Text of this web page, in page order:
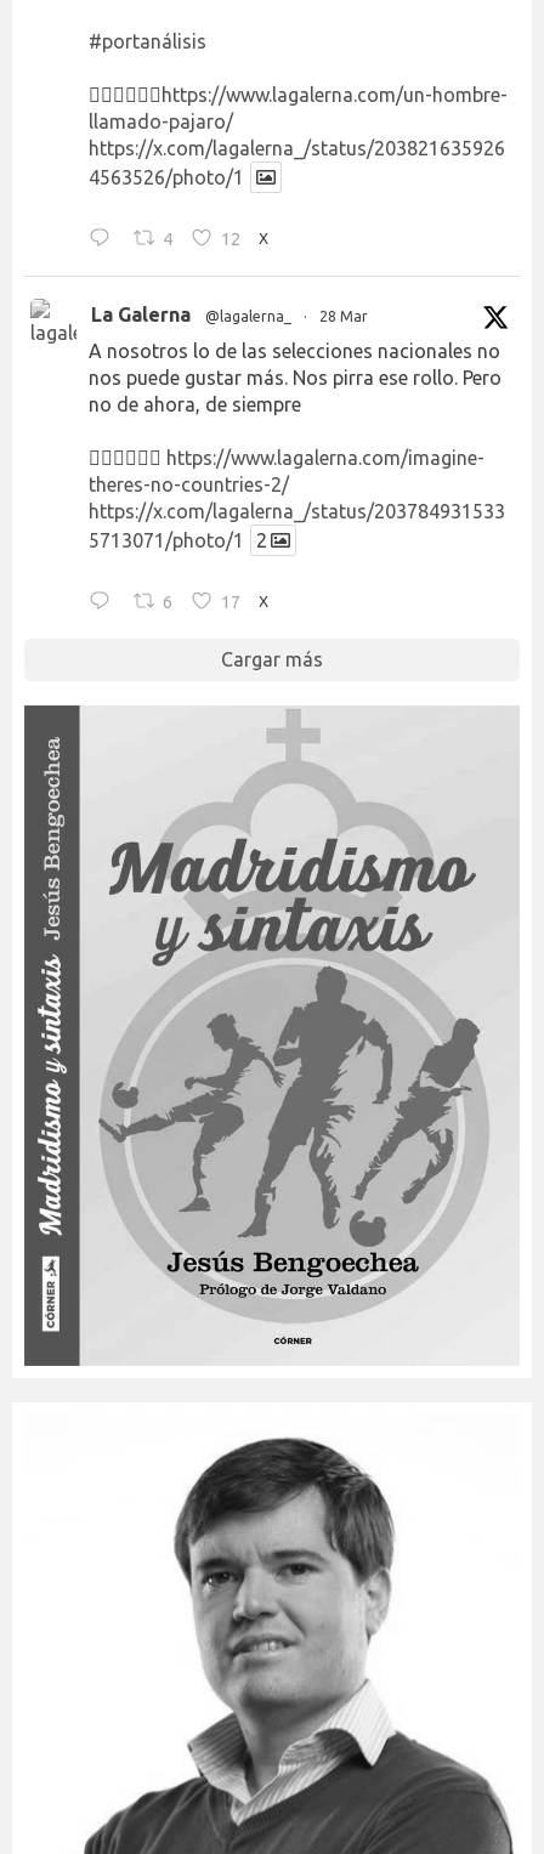
#portanálisis
👉🏻👉🏻👉🏻 https://www.lagalerna.com/un-hombre-
llamado-pajaro/
https://x.com/lagalerna_/status/203821635926
4563526/photo/1
4 12 X
La Galerna @lagalerna_ · 28 Mar
A nosotros lo de las selecciones nacionales no
nos puede gustar más. Nos pirra ese rollo. Pero
no de ahora, de siempre
👉🏻👉🏻👉🏻 https://www.lagalerna.com/imagine-
theres-no-countries-2/
https://x.com/lagalerna_/status/203784931533
5713071/photo/1
2
6 17 X
Cargar más